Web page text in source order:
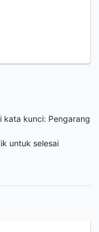
kata kunci: Pengarang
untuk selesai